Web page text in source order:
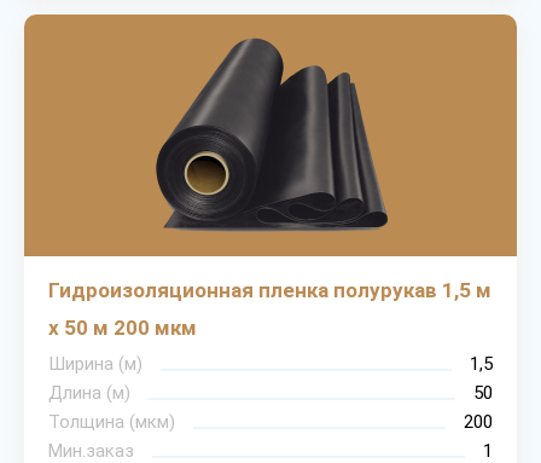
Гидроизоляционная пленка полурукав 1,5 м
х 50 м 200 мкм
Ширина (м)
1,5
Длина (м)
50
Толщина (мкм)
200
Мин.заказ
1